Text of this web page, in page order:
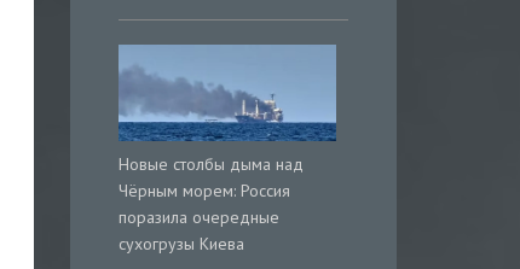
Новые столбы дыма над
Чёрным морем: Россия
поразила очередные
сухогрузы Киева